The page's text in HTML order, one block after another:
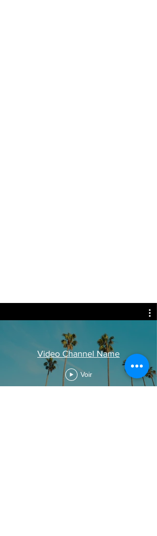
Video Channel Name
Voir